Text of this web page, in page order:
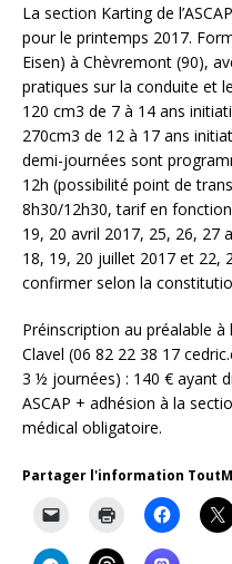
La section Karting de
pour le printemps 2017.
Eisen) à Chèvremont (90),
pratiques sur la conduite et
120 cm3 de 7 à 14 ans
270cm3 de 12 à 17 ans
demi-journées sont
12h (possibilité point de
8h30/12h30, tarif en
19, 20 avril 2017, 25, 26, 27
18, 19, 20 juillet 2017 et 22,
confirmer selon la
Préinscription au préalable à
Clavel (06 82 22 38 17
3 ½ journées) : 140 € ayant
ASCAP + adhésion à la
médical obligatoire.
Partager l'information